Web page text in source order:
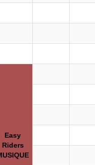
Easy
Riders